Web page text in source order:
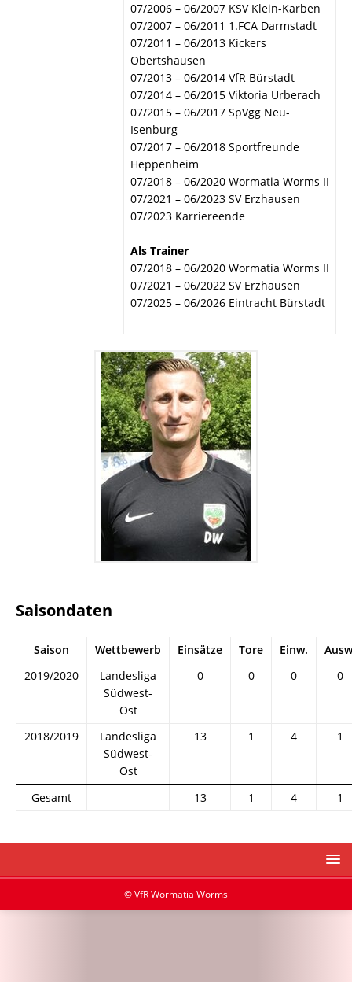
07/2006 – 06/2007 KSV Klein-Karben
07/2007 – 06/2011 1.FCA Darmstadt
07/2011 – 06/2013 Kickers
Obertshausen
07/2013 – 06/2014 VfR Bürstadt
07/2014 – 06/2015 Viktoria Urberach
07/2015 – 06/2017 SpVgg Neu-
Isenburg
07/2017 – 06/2018 Sportfreunde
Heppenheim
07/2018 – 06/2020 Wormatia Worms II
07/2021 – 06/2023 SV Erzhausen
07/2023 Karriereende
Als Trainer
07/2018 – 06/2020 Wormatia Worms II
07/2021 – 06/2022 SV Erzhausen
07/2025 – 06/2026 Eintracht Bürstadt
Saisondaten
Saison Wettbewerb Einsätze Tore Einw.
2019/2020
Landesliga
Südwest-
Ost
0 0 0 0
2018/2019
Landesliga
Südwest-
Ost
13 1 4 1
Gesamt 13 1 4 1
© VfR Wormatia Worms